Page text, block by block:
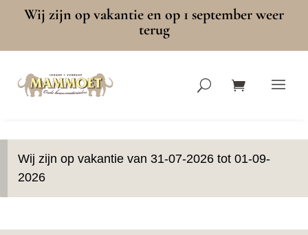
Wij zijn op vakantie en op 1 september weer
terug
Wij zijn op vakantie van 31-07-2026 tot 01-09-
2026